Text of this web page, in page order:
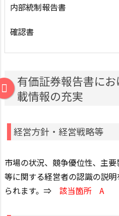
内部統制報告書
確認書
有価証券報告書に
載情報の充実
経営方針・経営戦略等
市場の状況、競争優位性、主
等に関する経営者の認識の説
られます。⇒ 該当箇所 A